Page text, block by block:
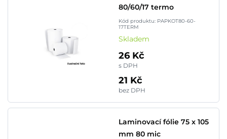
80/60/17 termo
Kód produktu: PAPKOT80-60-
17TERM
Skladem
26 Kč
s DPH
21 Kč
bez DPH
Laminovací fólie 75 x 105
mm 80 mic